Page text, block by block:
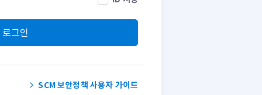
로그인
SCM 보안정책 사용자 가이드